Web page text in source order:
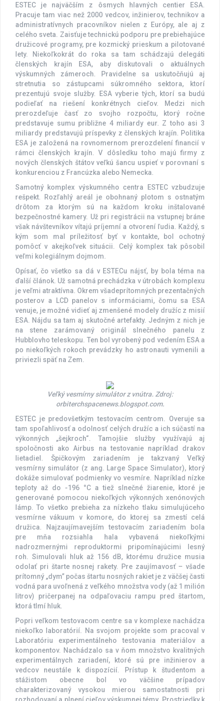
ESTEC je najväčším z ôsmych hlavných centier ESA.
Pracuje tam viac než 2000 vedcov, inžinierov, technikov a
administratívnych pracovníkov nielen z Európy, ale aj z
celého sveta. Zaisťuje technickú podporu pre prebiehajúce
družicové programy, pre kozmický prieskum a pilotované
lety. Niekoľkokrát do roka sa tam schádzajú delegáti
členských krajín ESA, aby diskutovali o aktuálnych
výskumných zámeroch. Pravidelne sa uskutočňujú aj
stretnutia so zástupcami súkromného sektora, ktorí
prezentujú svoje služby. ESA vyberie tých, ktorí sa budú
podieľať na riešení konkrétnych cieľov. Medzi nich
prerozdeľuje časť zo svojho rozpočtu, ktorý ročne
predstavuje sumu približne 4 miliardy eur. Z toho asi 3
miliardy predstavujú príspevky z členských krajín. Politika
ESA je založená na rovnomernom prerozdelení financií v
rámci členských krajín. V dôsledku toho majú firmy z
nových členských štátov veľkú šancu uspieť v porovnaní s
konkurenciou z Francúzka alebo Nemecka.
Samotný komplex výskumného centra ESTEC vzbudzuje
rešpekt. Rozľahlý areál je obohnaný plotom s ostnatým
drôtom za ktorým sú na každom kroku inštalované
bezpečnostné kamery. Už pri registrácii na vstupnej bráne
však návštevníkov vítajú príjemní a otvorení ľudia. Každý, s
kým som mal príležitosť byť v kontakte, bol ochotný
pomôcť v akejkoľvek situácii. Celý komplex tak pôsobil
veľmi kolegiálnym dojmom.
Opísať, čo všetko sa dá v ESTECu nájsť, by bola téma na
ďalší článok. Už samotná prechádzka v útrobách komplexu
je veľmi atraktívna. Okrem všadeprítomných prezentačných
posterov a LCD panelov s informáciami, čomu sa ESA
venuje, je možné vidieť aj zmenšené modely družíc z misií
ESA. Nájdu sa tam aj skutočné artefakty. Jedným z nich je
na stene zarámovaný originál slnečného panelu z
Hubblovho teleskopu. Ten bol vyrobený pod vedením ESA a
po niekoľkých rokoch prevádzky ho astronauti vymenili a
priviezli späť na Zem.
Veľký vesmírny simulátor z vnútra. Zdroj:
orbiterchspacenews.blogspot.com.
ESTEC je predovšetkým testovacím centrom. Overuje sa
tam spoľahlivosť a odolnosť celých družíc a ich súčastí na
výkonných „šejkroch“. Tamojšie služby využívajú aj
spoločnosti ako Airbus na testovanie napríklad drakov
lietadiel. Špičkovým zariadením je takzvaný Veľký
vesmírny simulátor (z ang. Large Space Simulator), ktorý
dokáže simulovať podmienky vo vesmíre. Napríklad nízke
teploty až do -196 °C a tiež slnečné žiarenie, ktoré je
generované pomocou niekoľkých výkonných xenónových
lámp. To všetko prebieha za nízkeho tlaku simulujúceho
vesmírne vákuum v komore, do ktorej sa zmestí celá
družica. Najzaujímavejším testovacím zariadením bola
pre mňa rozsiahla hala vybavená niekoľkými
nadrozmernými reproduktormi pripomínajúcimi lesný
roh. Simulovali hluk až 156 dB, ktorému družice musia
odolať pri štarte nosnej rakety. Pre zaujímavosť – všade
prítomný „dym” počas štartu nosných rakiet je z väčšej časti
vodná para uvoľnená z veľkého množstva vody (až 1 milión
litrov) pričerpanej na odpaľovaciu rampu pred štartom,
ktorá tlmí hluk.
Popri veľkom testovacom centre sa v komplexe nachádza
niekoľko laboratórií. Na svojom projekte som pracoval v
Laboratóriu experimentálneho testovania materiálov a
komponentov. Nachádzalo sa v ňom množstvo kvalitných
experimentálnych zariadení, ktoré sú pre inžinierov a
vedcov neustále k dispozícií. Prístup k študentom a
stážistom obecne bol vo väčšine prípadov
charakterizovaný vysokou mierou samostatnosti pri